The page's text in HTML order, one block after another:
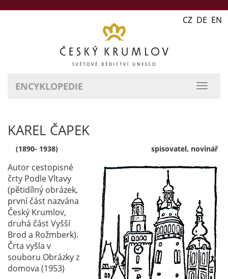
CZ DE EN
ENCYKLOPEDIE
KAREL ČAPEK
(1890- 1938) spisovatel, novinář
Autor cestopisné
črty Podle Vltavy
(pětidílný obrázek,
první část nazvána
Český Krumlov,
druhá část Vyšší
Brod a Rožmberk).
Črta vyšla v
souboru Obrázky z
domova (1953)